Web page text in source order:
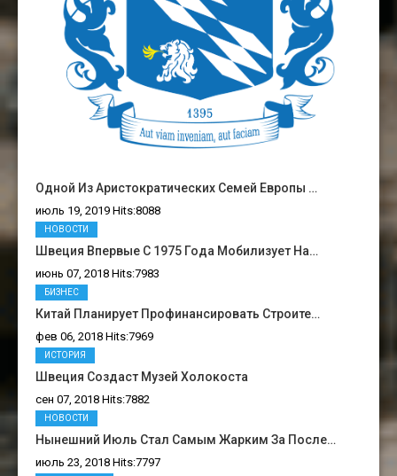
Одной Из Аристократических Семей Европы …
июль 19, 2019 Hits:8088
Швеция Впервые С 1975 Года Мобилизует На…
июнь 07, 2018 Hits:7983
НОВОСТИ
Китай Планирует Профинансировать Строите…
фев 06, 2018 Hits:7969
БИЗНЕС
Швеция Создаст Музей Холокоста
сен 07, 2018 Hits:7882
ИСТОРИЯ
Нынешний Июль Стал Самым Жарким За После…
июль 23, 2018 Hits:7797
НОВОСТИ